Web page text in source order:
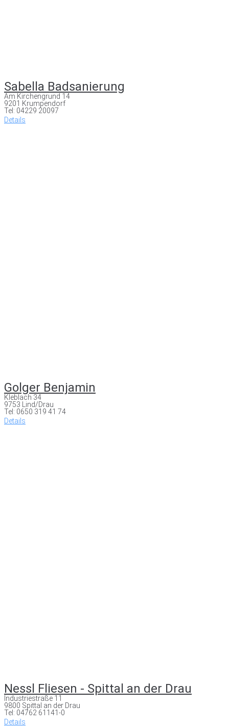
Sabella Badsanierung
Am Kirchengrund 14
9201 Krumpendorf
Tel: 04229 20097
Details
Golger Benjamin
Kleblach 34
9753 Lind/Drau
Tel: 0650 319 41 74
Details
Nessl Fliesen - Spittal an der Drau
Industriestraße 11
9800 Spittal an der Drau
Tel: 04762 61141-0
Details